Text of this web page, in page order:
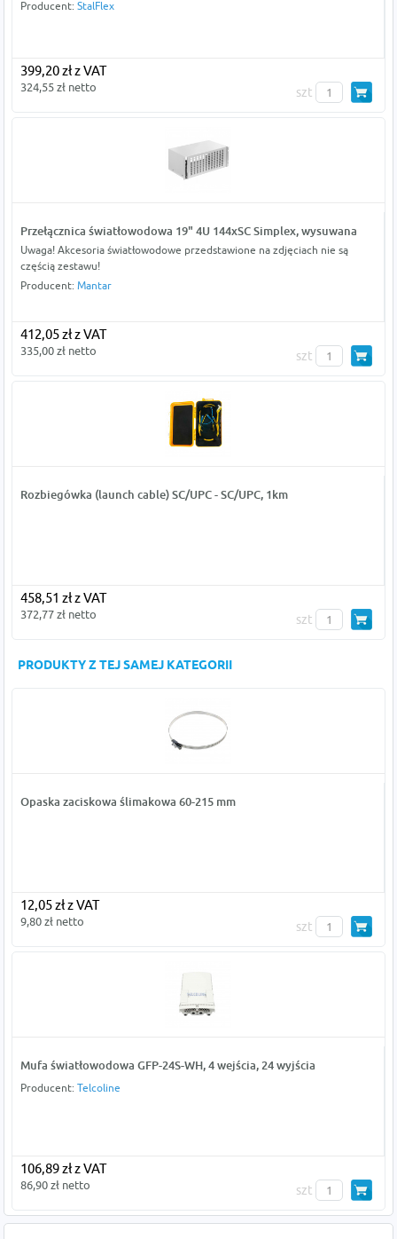
Producent: StalFlex
399,20 zł z VAT
324,55 zł netto szt
Przełącznica światłowodowa 19" 4U 144xSC Simplex, wysuwana
Uwaga! Akcesoria światłowodowe przedstawione na zdjęciach nie są
częścią zestawu!
Producent: Mantar
412,05 zł z VAT
335,00 zł netto szt
Rozbiegówka (launch cable) SC/UPC - SC/UPC, 1km
458,51 zł z VAT
372,77 zł netto szt
PRODUKTY Z TEJ SAMEJ KATEGORII
Opaska zaciskowa ślimakowa 60-215 mm
12,05 zł z VAT
9,80 zł netto szt
Mufa światłowodowa GFP-24S-WH, 4 wejścia, 24 wyjścia
Producent: Telcoline
106,89 zł z VAT
86,90 zł netto szt